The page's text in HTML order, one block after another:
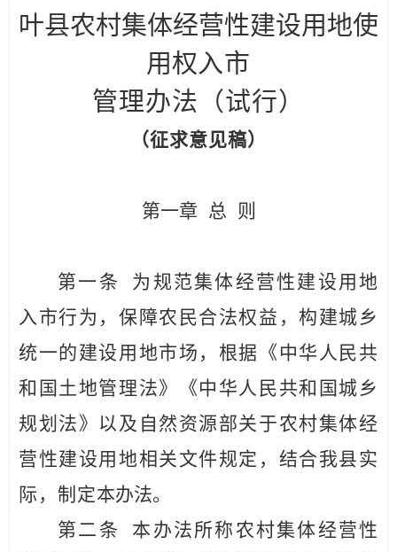
叶县农村集体经营性建设用地使
用权入市
管理办法（试行）
（征求意见稿）
第一章 总 则
第一条
为规范集体经营性建设用地
入市行为，保障农民合法权益，构建城乡
统一的建设用地市场，根据《中华人民共
和国 土地管理法》《中华人民共和国城乡
规划法》 以及自然资源部关于农村集体经
营性建设用地相关文件规定，结合我县实
际 ，制定本办法。
第二条
本办法所称农村集体经营性